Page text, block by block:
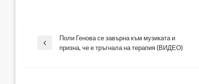
Навигация
Previous
Поли Генова се завърна към музиката и
призна, че е тръгнала на терапия (ВИДЕО)